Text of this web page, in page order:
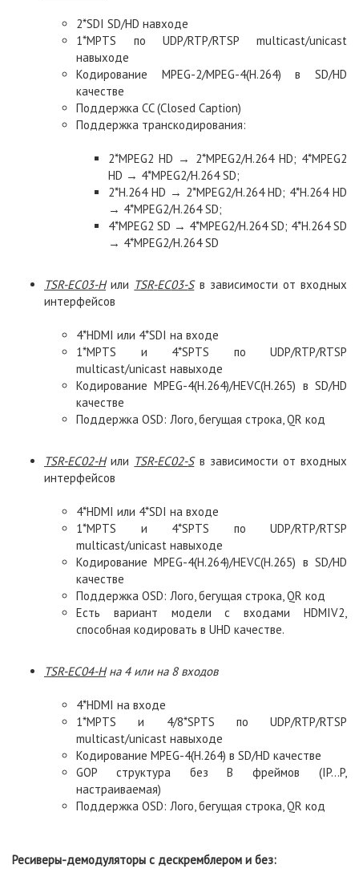
2*SDI SD/HD навходе
1*MPTS по UDP/RTP/RTSP multicast/unicast
навыходе
Кодирование MPEG-2/MPEG-4(H.264) в SD/HD
качестве
Поддержка CC (Closed Caption)
Поддержка транскодирования:
2*MPEG2 HD → 2*MPEG2/H.264 HD; 4*MPEG2
HD → 4*MPEG2/H.264 SD;
2*H.264 HD → 2*MPEG2/H.264 HD; 4*H.264 HD
→ 4*MPEG2/H.264 SD;
4*MPEG2 SD → 4*MPEG2/H.264 SD; 4*H.264 SD
→ 4*MPEG2/H.264 SD
TSR-EC03-Hили TSR-EC03-Sв зависимости от входных
интерфейсов
4*HDMI или 4*SDI на входе
1*MPTS и 4*SPTS по UDP/RTP/RTSP
multicast/unicast навыходе
Кодирование MPEG-4(H.264)/HEVC(H.265) в SD/HD
качестве
Поддержка OSD: Лого, бегущая строка, QR код
TSR-EC02-Hили TSR-EC02-Sв зависимости от входных
интерфейсов
4*HDMI или 4*SDI на входе
1*MPTS и 4*SPTS по UDP/RTP/RTSP
multicast/unicast навыходе
Кодирование MPEG-4(H.264)/HEVC(H.265) в SD/HD
качестве
Поддержка OSD: Лого, бегущая строка, QR код
Есть вариант модели с входами HDMIV2,
способная кодировать в UHD качестве.
TSR-EC04-Hна 4 или на 8 входов
4*HDMI на входе
1*MPTS и 4/8*SPTS по UDP/RTP/RTSP
multicast/unicast навыходе
Кодирование MPEG-4(H.264) в SD/HD качестве
GOP структура без B фреймов (IP…P,
настраиваемая)
Поддержка OSD: Лого, бегущая строка, QR код
Ресиверы-демодуляторы с дескремблером и без: